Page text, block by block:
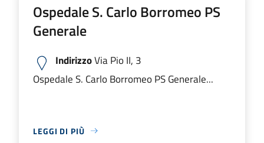
Ospedale S. Carlo Borromeo PS
Generale
IndirizzoVia Pio II, 3
Ospedale S. Carlo Borromeo PS Generale...
LEGGI DI PIÙ